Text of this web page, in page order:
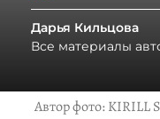
Дарья Кильцова
Все материалы
Автор фото:KIRILL